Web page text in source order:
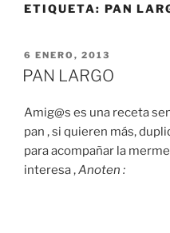
ETIQUETA: PAN
PUBLICADO
EL
6 ENERO, 2013
PAN LARGO
Amig@s es una receta
pan , si quieren más,
para acompañar la
interesa ,Anoten :